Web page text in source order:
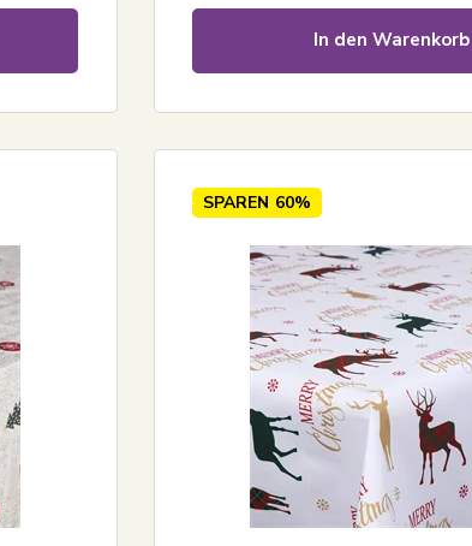
In den Warenkorb
SPAREN 60%